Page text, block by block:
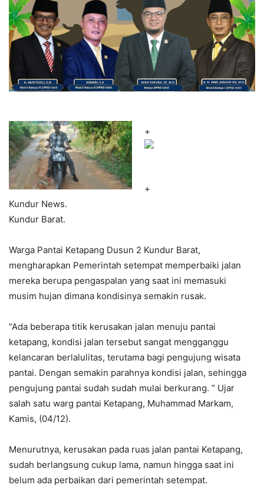
+
+
Kundur News.
Kundur Barat.
Warga Pantai Ketapang Dusun 2 Kundur Barat,
mengharapkan Pemerintah setempat memperbaiki jalan
mereka berupa pengaspalan yang saat ini memasuki
musim hujan dimana kondisinya semakin rusak.
“Ada beberapa titik kerusakan jalan menuju pantai
ketapang, kondisi jalan tersebut sangat mengganggu
kelancaran berlalulitas, terutama bagi pengujung wisata
pantai. Dengan semakin parahnya kondisi jalan, sehingga
pengujung pantai sudah sudah mulai berkurang. ” Ujar
salah satu warg pantai Ketapang, Muhammad Markam,
Kamis, (04/12).
Menurutnya, kerusakan pada ruas jalan pantai Ketapang,
sudah berlangsung cukup lama, namun hingga saat ini
belum ada perbaikan dari pemerintah setempat.